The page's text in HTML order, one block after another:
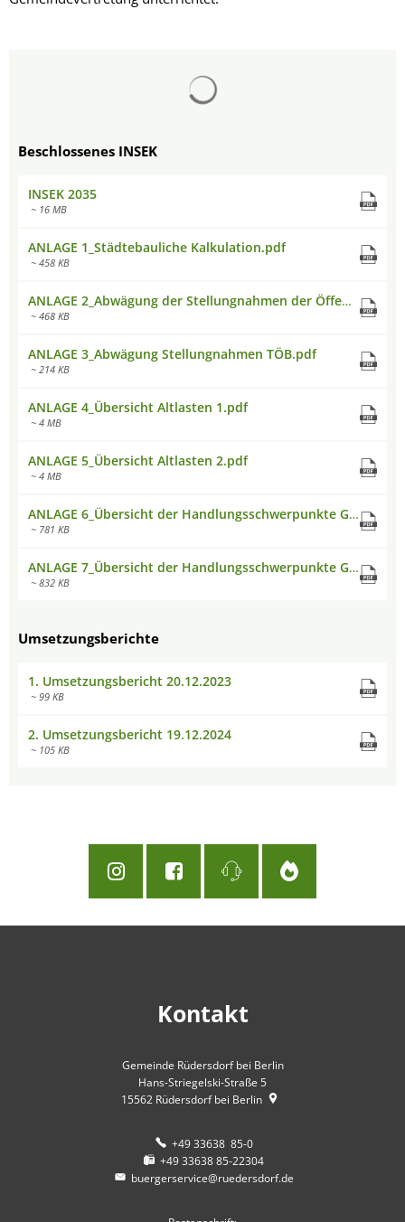
Beschlossenes INSEK
INSEK 2035
~ 16 MB
ANLAGE 1_Städtebauliche Kalkulation.pdf
~ 458 KB
ANLAGE 2_Abwägung der Stellungnahmen der Öffentlichkeitsbeteiligung.pdf
~ 468 KB
ANLAGE 3_Abwägung Stellungnahmen TÖB.pdf
~ 214 KB
ANLAGE 4_Übersicht Altlasten 1.pdf
~ 4 MB
ANLAGE 5_Übersicht Altlasten 2.pdf
~ 4 MB
ANLAGE 6_Übersicht der Handlungsschwerpunkte GE- und GI-Flächen OST.pdf
~ 781 KB
ANLAGE 7_Übersicht der Handlungsschwerpunkte GE- und GI-Flächen WEST.pdf
~ 832 KB
Umsetzungsberichte
1. Umsetzungsbericht 20.12.2023
~ 99 KB
2. Umsetzungsbericht 19.12.2024
~ 105 KB
Kontakt
Gemeinde Rüdersdorf bei Berlin
Hans-Striegelski-Straße 5
15562 Rüdersdorf bei Berlin
+49 33638 85-0
+49 33638 85-22304
buergerservice@ruedersdorf.de